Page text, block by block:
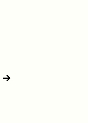
->